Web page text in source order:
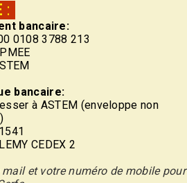
:
bancaire:
0108 3788 213
bancaire:
à ASTEM (enveloppe non
CEDEX 2
et votre numéro de mobile pour